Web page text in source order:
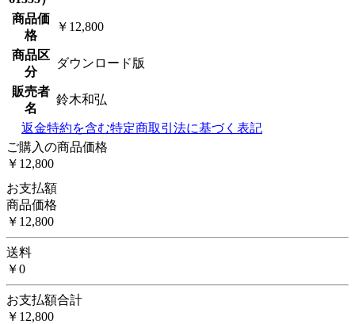
商品価
格
￥12,800
商品区
分
ダウンロード版
販売者
名
鈴木和弘
返金特約を含む特定商取引法に基づく表記
ご購入の商品価格
￥12,800
お支払額
商品価格
￥12,800
送料
￥0
お支払額合計
￥12,800